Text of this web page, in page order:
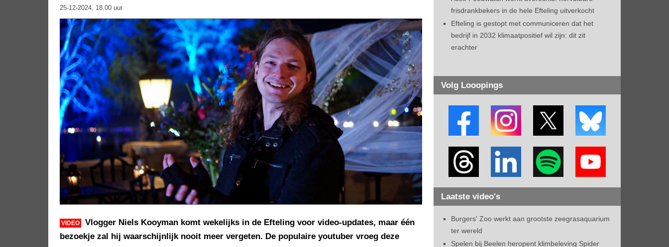
25-12-2024, 18.00 uur
VIDEO
Vlogger Niels Kooyman komt wekelijks in de Efteling voor video-updates, maar één
bezoekje zal hij waarschijnlijk nooit meer vergeten. De populaire youtuber vroeg deze
frisdrankbekers in de hele Efteling uitverkocht
Efteling is gestopt met communiceren dat het
bedrijf in 2032 klimaatpositief wil zijn: dit zit
erachter
Volg Looopings
Laatste video's
Burgers' Zoo werkt aan grootste zeegrasaquarium
ter wereld
Spelen bij Beelen heropent klimbeleving Spider